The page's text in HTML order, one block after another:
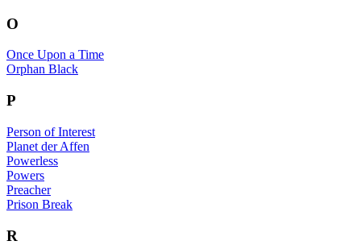
O
Once Upon a Time
Orphan Black
P
Person of Interest
Planet der Affen
Powerless
Powers
Preacher
Prison Break
R